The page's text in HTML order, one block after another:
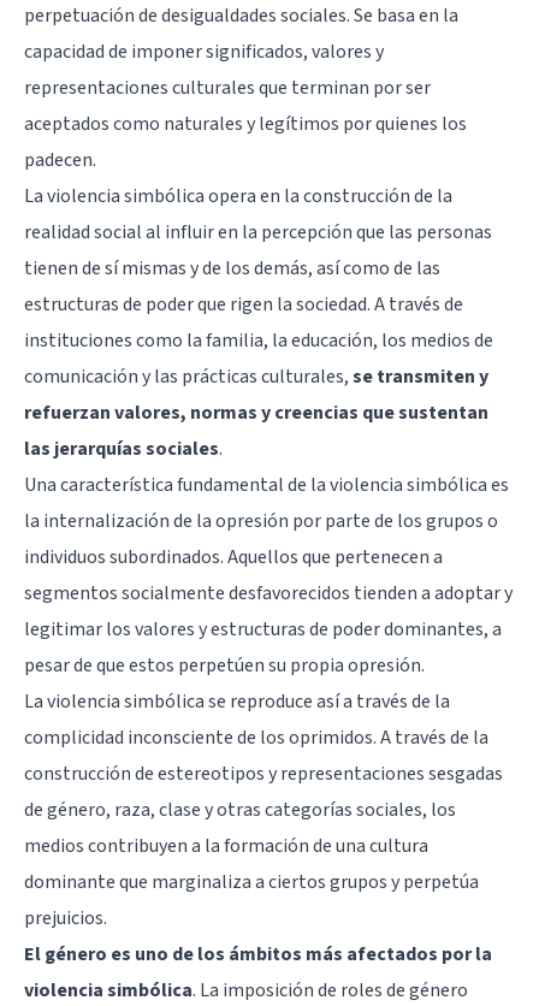
perpetuación de desigualdades sociales. Se basa en la
capacidad de imponer significados, valores y
representaciones culturales que terminan por ser
aceptados como naturales y legítimos por quienes los
padecen.
La violencia simbólica opera en la construcción de la
realidad social al influir en la percepción que las personas
tienen de sí mismas y de los demás, así como de las
estructuras de poder que rigen la sociedad. A través de
instituciones como la familia, la educación, los medios de
comunicación y las prácticas culturales,se transmiten y
refuerzan valores, normas y creencias que sustentan
las jerarquías sociales.
Una característica fundamental de la violencia simbólica es
la internalización de la opresión por parte de los grupos o
individuos subordinados. Aquellos que pertenecen a
segmentos socialmente desfavorecidos tienden a adoptar y
legitimar los valores y estructuras de poder dominantes, a
pesar de que estos perpetúen su propia opresión.
La violencia simbólica se reproduce así a través de la
complicidad inconsciente de los oprimidos. A través de la
construcción deestereotiposy representaciones sesgadas
de género, raza, clase y otras categorías sociales, los
medios contribuyen a la formación de una cultura
dominante que marginaliza a ciertos grupos y perpetúa
prejuicios.
El género es uno de los ámbitos más afectados por la
violencia simbólica. La imposición de roles de género